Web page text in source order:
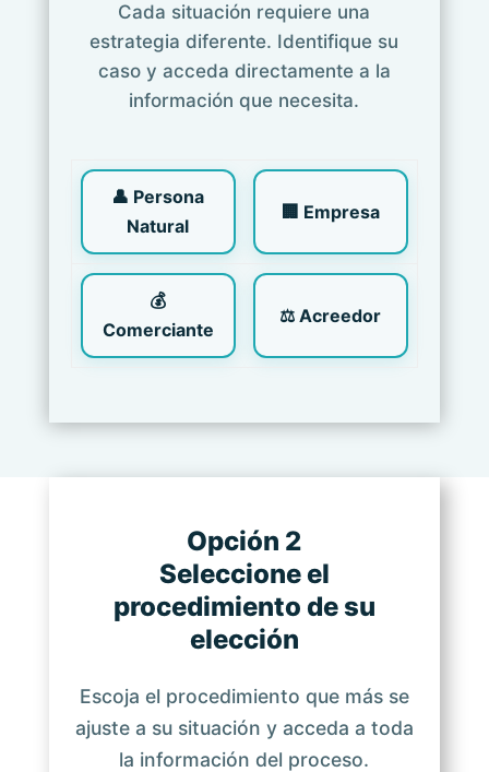
Cada situación requiere una
estrategia diferente. Identifique su
caso y acceda directamente a la
información que necesita.
👤 Persona
Natural
🏢 Empresa
💰
Comerciante
⚖ Acreedor
Opción 2
Seleccione el
procedimiento de su
elección
Escoja el procedimiento que más se
ajuste a su situación y acceda a toda
la información del proceso.